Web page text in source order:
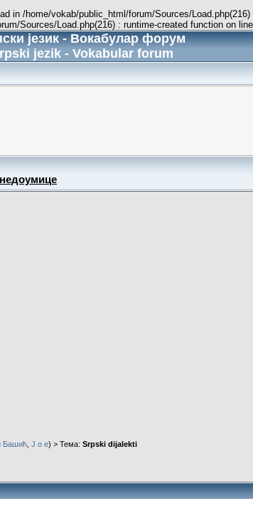
in /home/vokab/public_html/forum/Sources/
Sources/Load.php(216) : runtime-created function on
језик - Вокабулар форум
jezik - Vokabular forum
Башић J o e) > Тема: Srpski dijalekti